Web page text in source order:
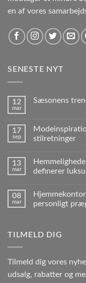
en af vores
SENESTE NYT
12
mar
Sæsonens
17
sep
stilretninger
13
mar
definerer
08
mar
personligt
TILMELD DIG
Tilmeld dig vores
udsalg, rabatter og